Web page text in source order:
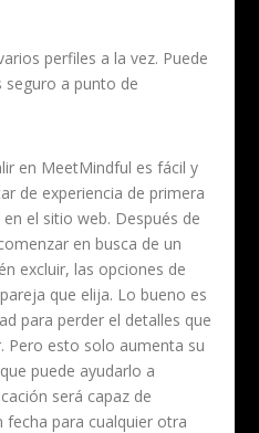
perfiles a la vez. Puede
seguro a punto de
en MeetMindful es fácil y
de experiencia de primera
el sitio web. Después de
en busca de un
excluir, las opciones de
que elija. Lo bueno es
para perder el detalles que
Pero esto solo aumenta su
puede ayudarlo a
será capaz de
fecha para cualquier otra